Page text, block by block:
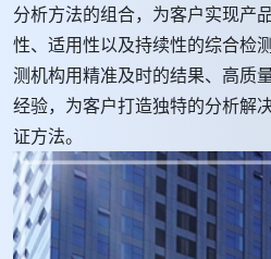
分析方法的组合，为客户实现产
性、适用性以及持续性的综合检
测机构用精准及时的结果、高质
经验，为客户打造独特的分析解
证方法。